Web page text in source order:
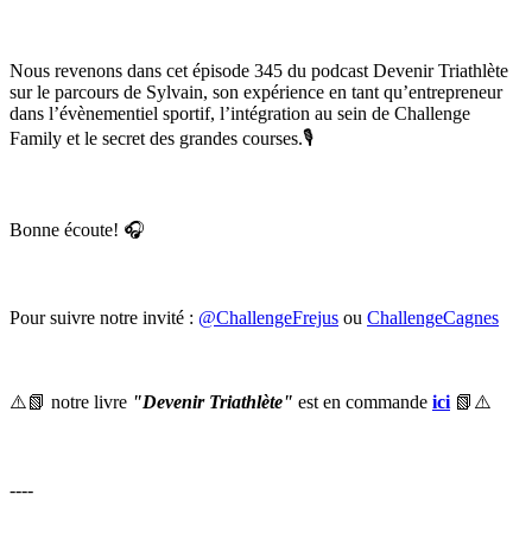
Nous revenons dans cet épisode 345 du podcast Devenir Triathlète
sur le parcours de Sylvain, son expérience en tant qu’entrepreneur
dans l’évènementiel sportif, l’intégration au sein de Challenge
Family et le secret des grandes courses.🎙️
Bonne écoute! 🎧
Pour suivre notre invité : @ChallengeFrejus ou ChallengeCagnes
⚠️📗 notre livre "Devenir Triathlète" est en commande ici 📗⚠️
----